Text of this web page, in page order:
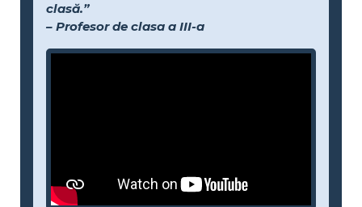
clasă.”
– Profesor de clasa a III-a